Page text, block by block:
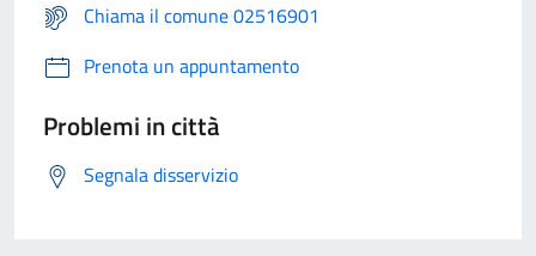
Chiama il comune 02516901
Prenota un appuntamento
Problemi in città
Segnala disservizio